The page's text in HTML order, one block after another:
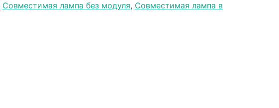
Совместимая лампа без модуля, Совместимая лампа в